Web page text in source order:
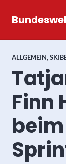
Inhalt
ALLGEMEIN,
Finn